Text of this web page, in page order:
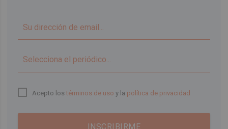
Acepto lostérminos de uso y la política de privacidad
INSCRIBIRME